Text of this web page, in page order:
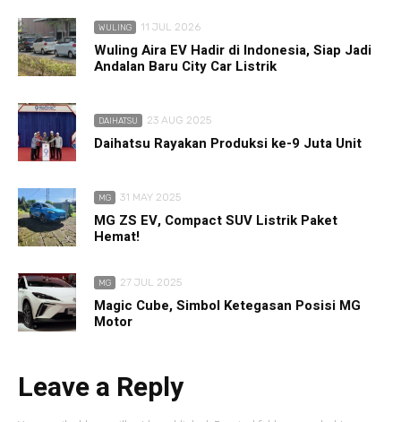
WULING 11 JUL 2026
Wuling Aira EV Hadir di Indonesia, Siap Jadi
Andalan Baru City Car Listrik
DAIHATSU 23 AUG 2025
Daihatsu Rayakan Produksi ke-9 Juta Unit
MG 31 MAY 2025
MG ZS EV, Compact SUV Listrik Paket
Hemat!
MG 27 JUL 2025
Magic Cube, Simbol Ketegasan Posisi MG
Motor
Leave a Reply